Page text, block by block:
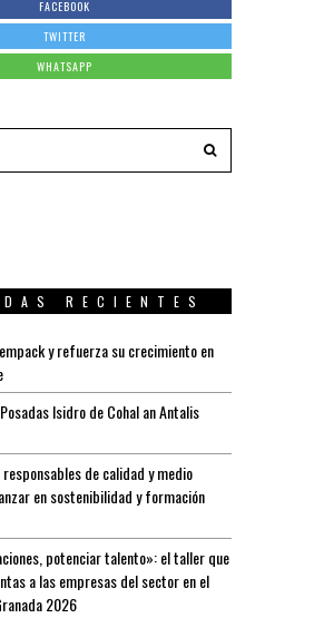
FACEBOOK
TWITTER
WHATSAPP
RECIENTES
y refuerza su crecimiento en
Isidro de Cohal an Antalis
responsables de calidad y medio
en sostenibilidad y formación
potenciar talento»: el taller que
a las empresas del sector en el
2026